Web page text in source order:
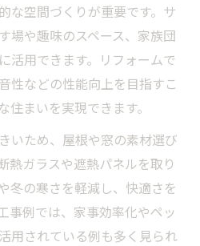
な空間づくりが重要です。サ
場や趣味のスペース、家族団
活用できます。リフォームで
性などの性能向上を目指すこ
住まいを実現できます。
いため、屋根や窓の素材選び
熱ガラスや遮熱パネルを取り
冬の寒さを軽減し、快適さを
事例では、家事効率化やペッ
用されている例も多く見られ